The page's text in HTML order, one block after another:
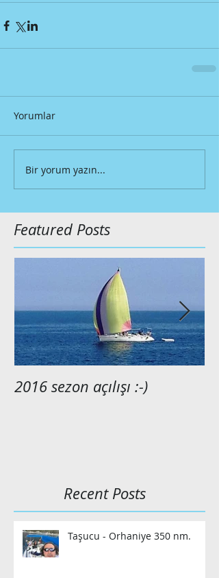
Featured Posts
Recent Posts
Yorumlar
Bir yorum yazın...
2016 sezon açılışı :-)
Taşucu - Orhaniye 350 nm.